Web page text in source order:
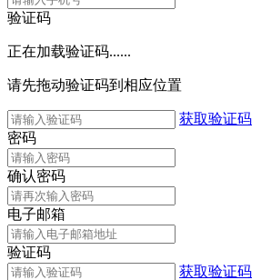
验证码
正在加载验证码......
请先拖动验证码到相应位置
获取验证码
密码
确认密码
电子邮箱
验证码
获取验证码